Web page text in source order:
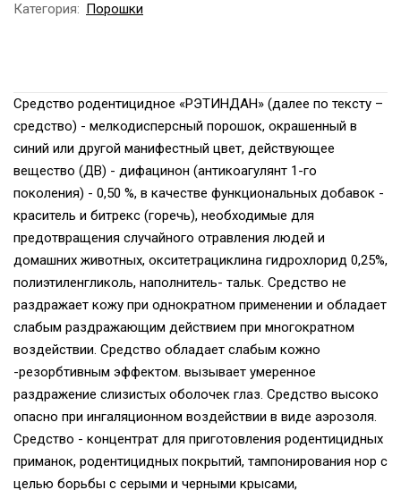
Категория: Порошки
Средство родентицидное «РЭТИНДАН» (далее по тексту –
средство) - мелкодисперсный порошок, окрашенный в
синий или другой манифестный цвет, действующее
вещество (ДВ) - дифацинон (антикоагулянт 1-го
поколения) - 0,50 %, в качестве функциональных добавок -
краситель и битрекс (горечь), необходимые для
предотвращения случайного отравления людей и
домашних животных, окситетрациклина гидрохлорид 0,25%,
полиэтиленгликоль, наполнитель- тальк. Средство не
раздражает кожу при однократном применении и обладает
слабым раздражающим действием при многократном
воздействии. Средство обладает слабым кожно
-резорбтивным эффектом. вызывает умеренное
раздражение слизистых оболочек глаз. Средство высоко
опасно при ингаляционном воздействии в виде аэрозоля.
Средство - концентрат для приготовления родентицидных
приманок, родентицидных покрытий, тампонирования нор с
целью борьбы с серыми и черными крысами,